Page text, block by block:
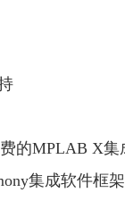
持
的MPLAB X
集成软件框